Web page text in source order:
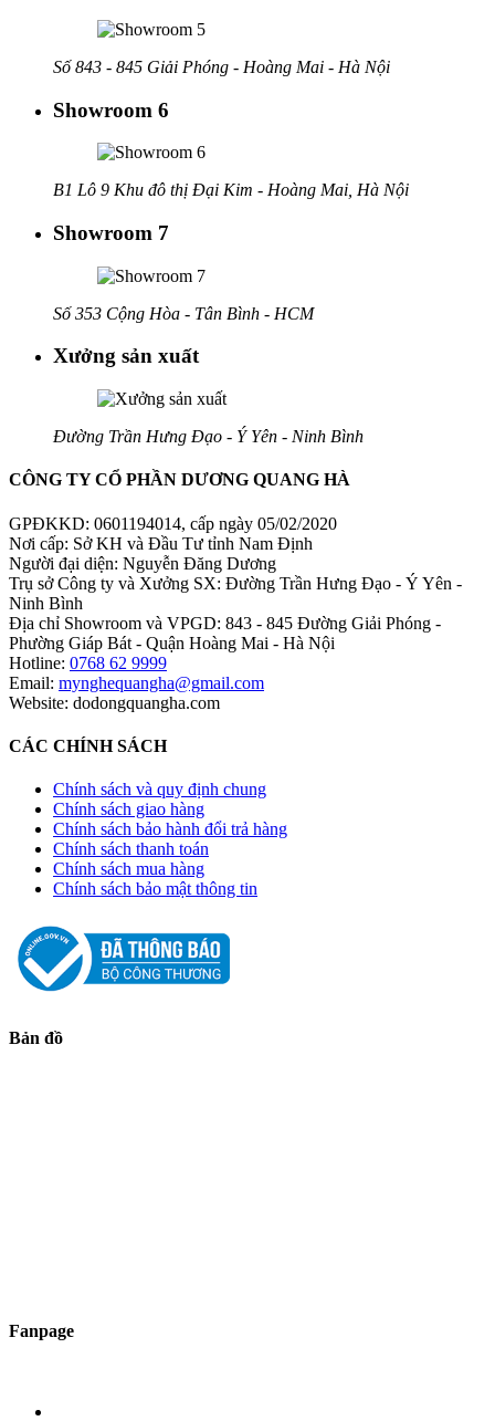
Số 843 - 845 Giải Phóng - Hoàng Mai - Hà Nội
Showroom 6
B1 Lô 9 Khu đô thị Đại Kim - Hoàng Mai, Hà Nội
Showroom 7
Số 353 Cộng Hòa - Tân Bình - HCM
Xưởng sản xuất
Đường Trần Hưng Đạo - Ý Yên - Ninh Bình
CÔNG TY CỔ PHẦN DƯƠNG QUANG HÀ
GPĐKKD: 0601194014, cấp ngày 05/02/2020
Nơi cấp: Sở KH và Đầu Tư tỉnh Nam Định
Người đại diện: Nguyễn Đăng Dương
Trụ sở Công ty và Xưởng SX: Đường Trần Hưng Đạo - Ý Yên -
Ninh Bình
Địa chỉ Showroom và VPGD: 843 - 845 Đường Giải Phóng -
Phường Giáp Bát - Quận Hoàng Mai - Hà Nội
Hotline: 0768 62 9999
Email: mynghequangha@gmail.com
Website: dodongquangha.com
CÁC CHÍNH SÁCH
Chính sách và quy định chung
Chính sách giao hàng
Chính sách bảo hành đổi trả hàng
Chính sách thanh toán
Chính sách mua hàng
Chính sách bảo mật thông tin
Bản đồ
Fanpage